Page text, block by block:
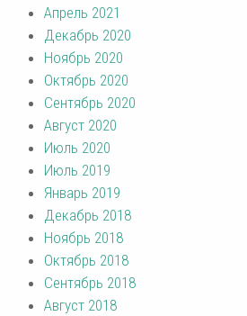
Апрель 2021
Декабрь 2020
Ноябрь 2020
Октябрь 2020
Сентябрь 2020
Август 2020
Июль 2020
Июль 2019
Январь 2019
Декабрь 2018
Ноябрь 2018
Октябрь 2018
Сентябрь 2018
Август 2018